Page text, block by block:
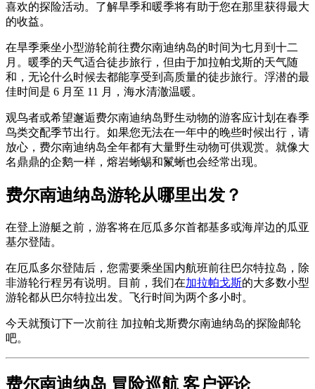
喜欢的探险活动。了解旱季和暖季将有助于您在那里获得最大
的收益。
在旱季乘坐小型游轮前往费尔南迪纳岛的时间为七月到十二
月。暖季的天气适合徒步旅行，但由于加拉帕戈斯的天气随
和，无论什么时候去都能享受到高质量的徒步旅行。浮潜的最
佳时间是 6 月至 11 月，海水清澈温暖。
观鸟者或希望邂逅费尔南迪纳岛野生动物的游客应计划在春季
鸟类交配季节出行。如果您无法在一年中的晚些时候出行，请
放心，费尔南迪纳岛全年都有大量野生动物可供观赏。就像大
名鼎鼎的企鹅一样，熔岩蜥蜴和鬣蜥也会经常出现。
费尔南迪纳岛游轮从哪里出发？
在登上游艇之前，游客将在厄瓜多尔首都基多或海岸边的瓜亚
基尔登陆。
在厄瓜多尔登陆后，您需要乘坐国内航班前往巴尔特拉岛，除
非游轮行程另有说明。目前，我们在加拉帕戈斯的大多数小型
游轮都从巴尔特拉出发。飞行时间为两个多小时。
今天就预订下一次前往 加拉帕戈斯费尔南迪纳岛的探险邮轮
吧。
费尔南迪纳岛 冒险巡航 客户评论